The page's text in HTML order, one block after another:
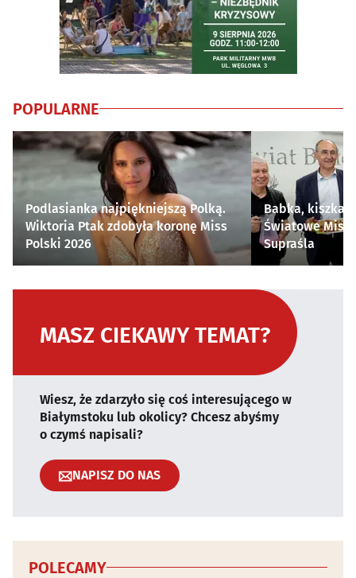
POPULARNE
Podlasianka najpiękniejszą Polką.
Wiktoria Ptak zdobyła koronę Miss
Polski 2026
Babka, kiszka i
Światowe
Supraśla
MASZ CIEKAWY TEMAT?
Wiesz, że zdarzyło się coś interesującego w
Białymstoku lub okolicy? Chcesz abyśmy
o czymś napisali?
NAPISZ DO NAS
POLECAMY